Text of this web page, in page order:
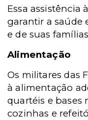
Essa assistência
garantir a saúde
e de suas
Alimentação
Os militares das
à alimentação
quartéis e bases
cozinhas e